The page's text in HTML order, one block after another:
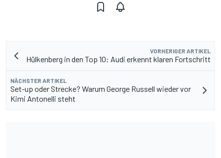
VORHERIGER ARTIKEL
Hülkenberg in den Top 10: Audi erkennt klaren Fortschritt
NÄCHSTER ARTIKEL
Set-up oder Strecke? Warum George Russell wieder vor
Kimi Antonelli steht